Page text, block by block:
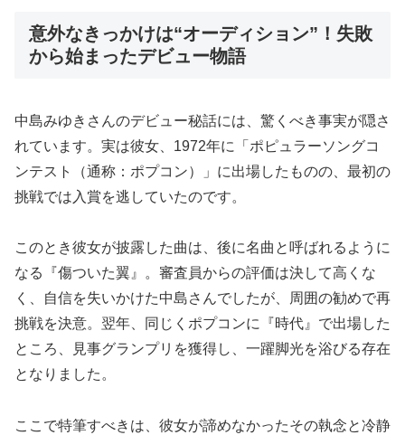
意外なきっかけは“オーディション”！失敗
から始まったデビュー物語
中島みゆきさんのデビュー秘話には、驚くべき事実が隠さ
れています。実は彼女、1972年に「ポピュラーソングコ
ンテスト（通称：ポプコン）」に出場したものの、最初の
挑戦では入賞を逃していたのです。
このとき彼女が披露した曲は、後に名曲と呼ばれるように
なる『傷ついた翼』。審査員からの評価は決して高くな
く、自信を失いかけた中島さんでしたが、周囲の勧めで再
挑戦を決意。翌年、同じくポプコンに『時代』で出場した
ところ、見事グランプリを獲得し、一躍脚光を浴びる存在
となりました。
ここで特筆すべきは、彼女が諦めなかったその執念と冷静